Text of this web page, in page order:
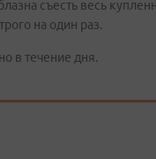
съесть весь
на один раз.
в течение дня.